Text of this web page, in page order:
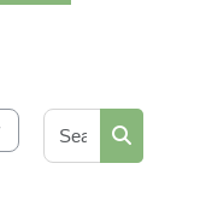
Search